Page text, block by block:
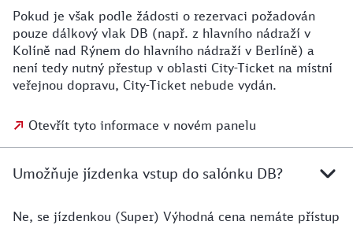
Pokud je však podle žádosti o rezervaci požadován
pouze dálkový vlak DB (např. z hlavního nádraží v
Kolíně nad Rýnem do hlavního nádraží v Berlíně) a
není tedy nutný přestup v oblasti City-Ticket na místní
veřejnou dopravu, City-Ticket nebude vydán.
Otevřít tyto informace v novém panelu
Umožňuje jízdenka vstup do salónku DB?
Ne, se jízdenkou (Super) Výhodná cena nemáte přístup